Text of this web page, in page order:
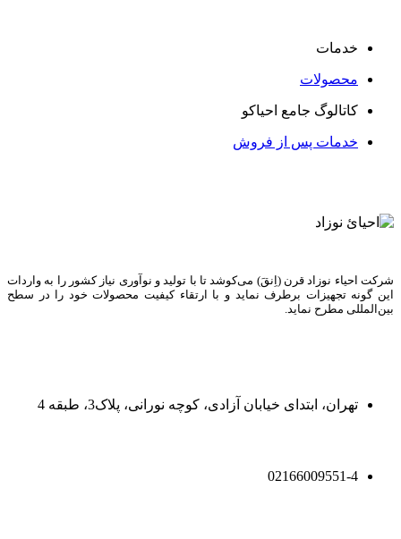
خدمات
محصولات
کاتالوگ جامع احیاکو
خدمات پس از فروش
شرکت احیاء نوزاد قرن (اِنقَ) می‌کوشد تا با تولید و نوآوری نیاز کشور را به واردات
این گونه تجهیزات برطرف نماید و با ارتقاء کیفیت محصولات خود را در سطح
بین‌المللی مطرح نماید.
تهران، ابتدای خیابان آزادی، کوچه نورانی، پلاک3، طبقه 4
02166009551-4